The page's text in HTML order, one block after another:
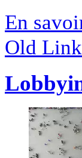
En
Old